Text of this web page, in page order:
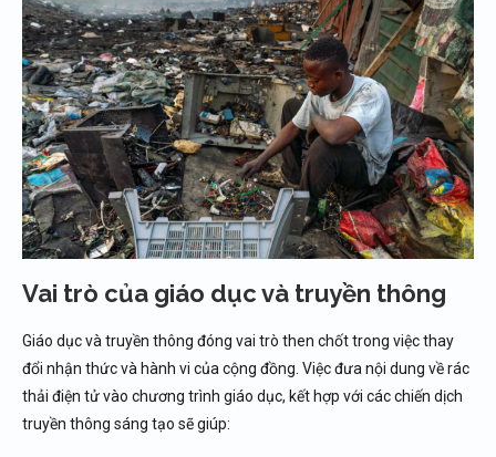
Vai trò của giáo dục và truyền thông
Giáo dục và truyền thông đóng vai trò then chốt trong việc thay
đổi nhận thức và hành vi của cộng đồng. Việc đưa nội dung về rác
thải điện tử vào chương trình giáo dục, kết hợp với các chiến dịch
truyền thông sáng tạo sẽ giúp: